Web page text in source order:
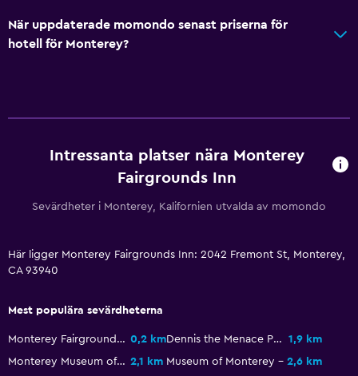
Strykjärn och strykbräda
Kolmonoxiddetektor
Väckarklocka
Garderob eller klädkammare
Saker att göra
Tillgång till strand
Cykeluthyrning
När uppdaterade momondo senast priserna för
hotell för Monterey?
Intressanta platser nära Monterey
Fairgrounds Inn
Sevärdheter i Monterey, Kalifornien utvalda av momondo
Här ligger Monterey Fairgrounds Inn: 2042 Fremont St, Monterey,
CA 93940
Mest populära sevärdheterna
Monterey Fairgrounds 0,2 km Dennis the Menace Park
1,9 km
Monterey Museum of Art-La Mirada 2,1 km Museum of Monterey
2,6 km